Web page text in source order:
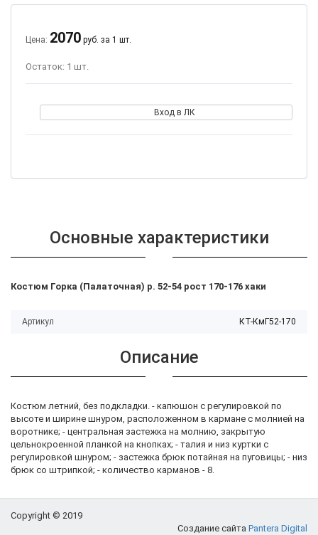
Цена: 2070 руб. за 1 шт.
Остаток: 1 шт.
Вход в ЛК
Основные характеристики
Костюм Горка (Палаточная) р. 52-54 рост 170-176 хаки
Артикул КТ-КмГ52-170
Описание
Костюм летний, без подкладки. - капюшон с регулировкой по
высоте и ширине шнуром, расположенном в кармане с молнией на
воротнике; - центральная застежка на молнию, закрытую
цельнокроенной планкой на кнопках; - талия и низ куртки с
регулировкой шнуром; - застежка брюк потайная на пуговицы; - низ
брюк со штрипкой; - количество карманов - 8.
Copyright © 2019
Создание сайта Pantera Digital